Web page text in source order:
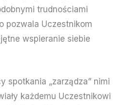
trudnościami
pozwala Uczestnikom
wspieranie siebie
spotkania „zarządza” nimi
każdemu Uczestnikowi